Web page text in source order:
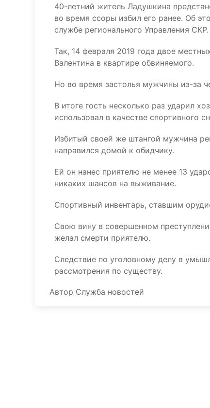
40-летний житель Ладушкина
во время ссоры избил его ранее. Об
службе регионального Управления СКР.
Так, 14 февраля 2019 года двое
Валентина в квартире обвиняемого.
Но во время застолья мужчины из-за
В итоге гость несколько раз ударил
использовал в качестве спортивного
Избитый своей же штангой мужчина
направился домой к обидчику.
Ей он нанес приятелю не менее 13
никаких шансов на выживание.
Спортивный инвентарь, ставшим
Свою вину в совершенном
желал смерти приятелю.
Следствие по уголовному делу в
рассмотрения по существу.
Автор Служба новостей